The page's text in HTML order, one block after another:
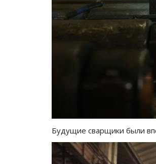
Будущие сварщики были
Мемориальному
году 50 лет.